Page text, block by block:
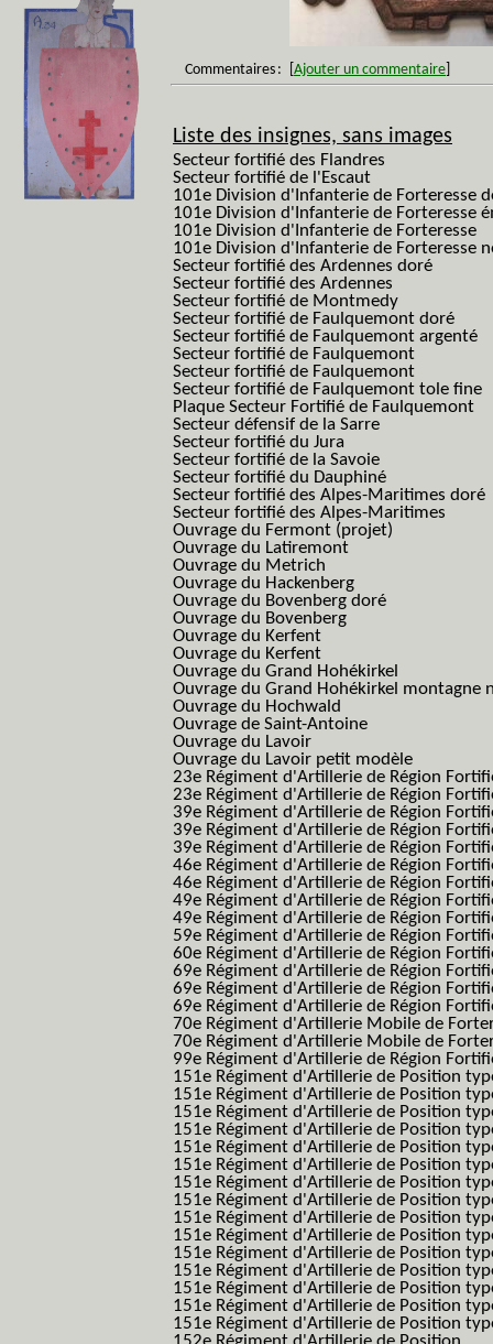
Commentaires : Ajouter un commentaire
Liste des insignes, sans images
Secteur fortifié des Flandres
Secteur fortifié de l'Escaut
101e Division d'Infanterie de Forteresse
101e Division d'Infanterie de Forteresse
101e Division d'Infanterie de Forteresse
101e Division d'Infanterie de Forteresse
Secteur fortifié des Ardennes doré
Secteur fortifié des Ardennes
Secteur fortifié de Montmedy
Secteur fortifié de Faulquemont doré
Secteur fortifié de Faulquemont argenté
Secteur fortifié de Faulquemont
Secteur fortifié de Faulquemont
Secteur fortifié de Faulquemont tole fine
Plaque Secteur Fortifié de Faulquemont
Secteur défensif de la Sarre
Secteur fortifié du Jura
Secteur fortifié de la Savoie
Secteur fortifié du Dauphiné
Secteur fortifié des Alpes-Maritimes doré
Secteur fortifié des Alpes-Maritimes
Ouvrage du Fermont (projet)
Ouvrage du Latiremont
Ouvrage du Metrich
Ouvrage du Hackenberg
Ouvrage du Bovenberg doré
Ouvrage du Bovenberg
Ouvrage du Kerfent
Ouvrage du Kerfent
Ouvrage du Grand Hohékirkel
Ouvrage du Grand Hohékirkel montagne
Ouvrage du Hochwald
Ouvrage de Saint-Antoine
Ouvrage du Lavoir
Ouvrage du Lavoir petit modèle
23e Régiment d'Artillerie de Région
23e Régiment d'Artillerie de Région
39e Régiment d'Artillerie de Région
39e Régiment d'Artillerie de Région
39e Régiment d'Artillerie de Région
46e Régiment d'Artillerie de Région
46e Régiment d'Artillerie de Région
49e Régiment d'Artillerie de Région
49e Régiment d'Artillerie de Région
59e Régiment d'Artillerie de Région
60e Régiment d'Artillerie de Région
69e Régiment d'Artillerie de Région
69e Régiment d'Artillerie de Région
69e Régiment d'Artillerie de Région
70e Régiment d'Artillerie Mobile de
70e Régiment d'Artillerie Mobile de
99e Régiment d'Artillerie de Région
151e Régiment d'Artillerie de Position
151e Régiment d'Artillerie de Position
151e Régiment d'Artillerie de Position
151e Régiment d'Artillerie de Position
151e Régiment d'Artillerie de Position
151e Régiment d'Artillerie de Position
151e Régiment d'Artillerie de Position
151e Régiment d'Artillerie de Position
151e Régiment d'Artillerie de Position
151e Régiment d'Artillerie de Position
151e Régiment d'Artillerie de Position
151e Régiment d'Artillerie de Position
151e Régiment d'Artillerie de Position
151e Régiment d'Artillerie de Position
151e Régiment d'Artillerie de Position